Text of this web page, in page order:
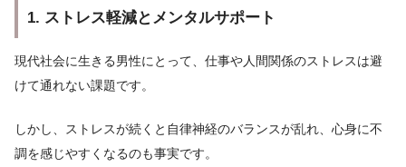
1. ストレス軽減とメンタルサポート
現代社会に生きる男性にとって、仕事や人間関係のストレスは避
けて通れない課題です。
しかし、ストレスが続くと自律神経のバランスが乱れ、心身に不
調を感じやすくなるのも事実です。